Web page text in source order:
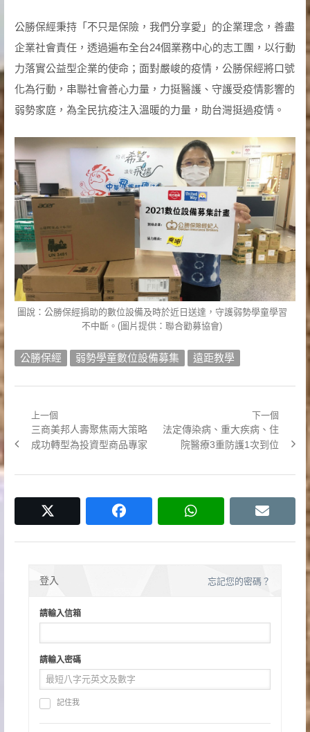
公勝保經秉持「不只是保險，我們分享愛」的企業理念，善盡
企業社會責任，透過遍布全台24個業務中心的志工團，以行動
力落實公益型企業的使命；面對嚴峻的疫情，公勝保經將口號
化為行動，串聯社會善心力量，力挺醫護、守護受疫情影響的
弱勢家庭，為全民抗疫注入溫暖的力量，助台灣挺過疫情。
圖說：公勝保經捐助的數位設備及時於近日送達，守護弱勢學童學習
不中斷。(圖片提供：聯合勸募協會)
公勝保經 弱勢學童數位設備募集 遠距教學
章
導
覽
上一個
Previous
post:
三商美邦人壽聚焦兩大策略
成功轉型為投資型商品專家
下一個
Next
post:
法定傳染病、重大疾病、住
院醫療3重防護1次到位
facebook whatsapp email
登入 忘記您的密碼？
請輸入信箱
請輸入密碼
記住我